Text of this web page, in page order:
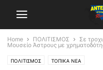
Home ΠΟΛΙΤΙΣΜΟΣ
Σε
Μουσείο Άστρους με
ΠΟΛΙΤΙΣΜΟΣ ΤΟΠΙΚΑ ΝΕΑ